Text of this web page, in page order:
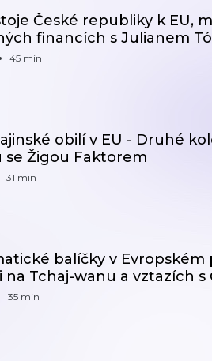
České republiky k EU,
financích s Julianem
45 min
obilí v EU - Druhé
se Žigou Faktorem
31 min
balíčky v Evropském
na Tchaj-wanu a vztazích s
35 min